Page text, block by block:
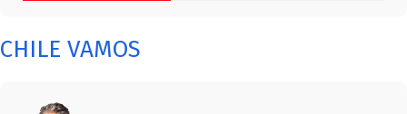
CHILE VAMOS